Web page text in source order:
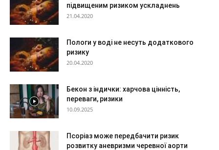
підвищеним ризиком ускладнень
21.04.2020
Пологи у воді не несуть додаткового
ризику
20.04.2020
Бекон з індички: харчова цінність,
переваги, ризики
10.09.2025
Псоріаз може передбачити ризик
розвитку аневризми черевної аорти